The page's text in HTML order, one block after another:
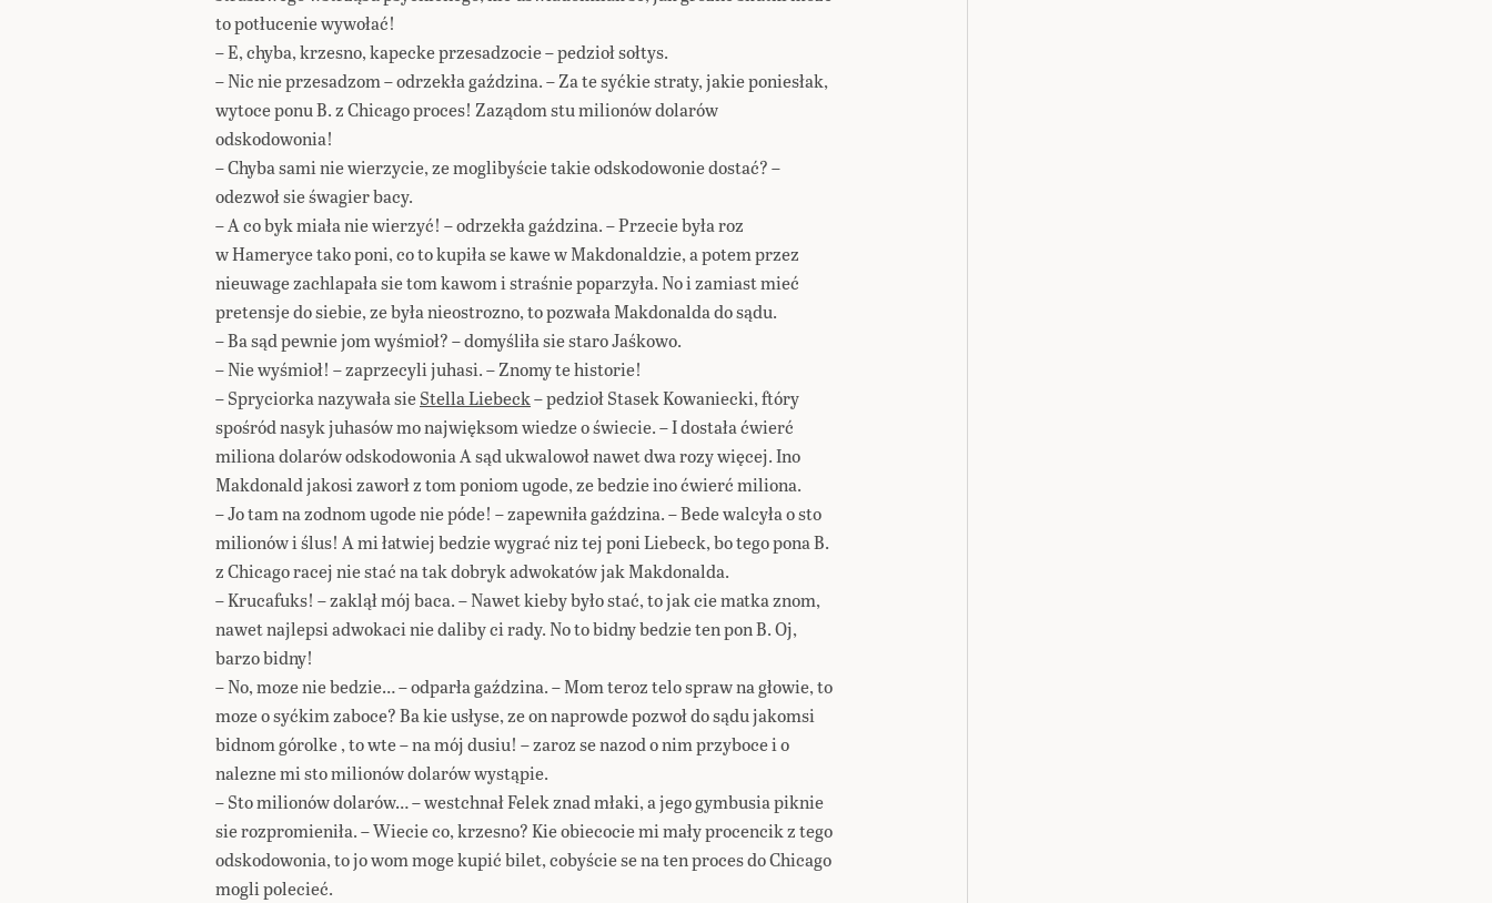
to potłucenie wywołać!
– E, chyba, krzesno, kapecke przesadzocie – pedzioł sołtys.
– Nic nie przesadzom – odrzekła gaździna. – Za te syćkie straty, jakie poniesłak,
wytoce ponu B. z Chicago proces! Zaządom stu milionów dolarów
odskodowonia!
– Chyba sami nie wierzycie, ze moglibyście takie odskodowonie dostać? –
odezwoł sie śwagier bacy.
– A co byk miała nie wierzyć! – odrzekła gaździna. – Przecie była roz
w Hameryce tako poni, co to kupiła se kawe w Makdonaldzie, a potem przez
nieuwage zachlapała sie tom kawom i straśnie poparzyła. No i zamiast mieć
pretensje do siebie, ze była nieostrozno, to pozwała Makdonalda do sądu.
– Ba sąd pewnie jom wyśmioł? – domyśliła sie staro Jaśkowo.
– Nie wyśmioł! – zaprzecyli juhasi. – Znomy te historie!
– Spryciorka nazywała sieStella Liebeck– pedzioł Stasek Kowaniecki, ftóry
spośród nasyk juhasów mo najwięksom wiedze o świecie. – I dostała ćwierć
miliona dolarów odskodowonia A sąd ukwalowoł nawet dwa rozy więcej. Ino
Makdonald jakosi zaworł z tom poniom ugode, ze bedzie ino ćwierć miliona.
– Jo tam na zodnom ugode nie póde! – zapewniła gaździna. – Bede walcyła o sto
milionów i ślus! A mi łatwiej bedzie wygrać niz tej poni Liebeck, bo tego pona B.
z Chicago racej nie stać na tak dobryk adwokatów jak Makdonalda.
– Krucafuks! – zaklął mój baca. – Nawet kieby było stać, to jak cie matka znom,
nawet najlepsi adwokaci nie daliby ci rady. No to bidny bedzie ten pon B. Oj,
barzo bidny!
– No, moze nie bedzie… – odparła gaździna. – Mom teroz telo spraw na głowie, to
moze o syćkim zaboce? Ba kie usłyse, ze on naprowde pozwoł do sądu jakomsi
bidnom górolke , to wte – na mój dusiu! – zaroz se nazod o nim przyboce i o
nalezne mi sto milionów dolarów wystąpie.
– Sto milionów dolarów… – westchnał Felek znad młaki, a jego gymbusia piknie
sie rozpromieniła. – Wiecie co, krzesno? Kie obiecocie mi mały procencik z tego
odskodowonia, to jo wom moge kupić bilet, cobyście se na ten proces do Chicago
mogli polecieć.